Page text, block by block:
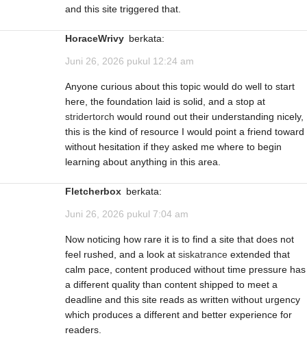
and this site triggered that.
HoraceWrivy berkata:
Juni 26, 2026 pukul 12:24 am
Anyone curious about this topic would do well to start
here, the foundation laid is solid, and a stop at
stridertorch would round out their understanding nicely,
this is the kind of resource I would point a friend toward
without hesitation if they asked me where to begin
learning about anything in this area.
Fletcherbox berkata:
Juni 26, 2026 pukul 7:04 am
Now noticing how rare it is to find a site that does not
feel rushed, and a look at siskatrance extended that
calm pace, content produced without time pressure has
a different quality than content shipped to meet a
deadline and this site reads as written without urgency
which produces a different and better experience for
readers.